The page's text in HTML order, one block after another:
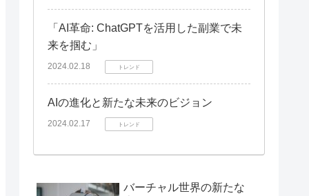
「AI革命: ChatGPTを活用した副業で未
来を掴む」
2024.02.18 トレンド
AIの進化と新たな未来のビジョン
2024.02.17 トレンド
バーチャル世界の新たな